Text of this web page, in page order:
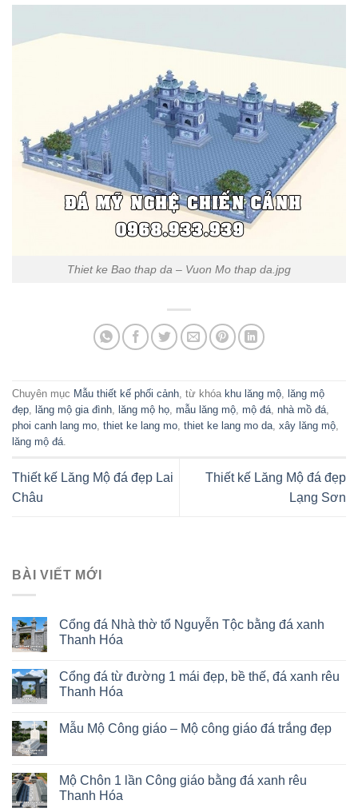
Thiet ke Bao thap da – Vuon Mo thap da.jpg
Chuyên mục Mẫu thiết kế phối cảnh, từ khóa khu lăng mộ, lăng mộ
đẹp, lăng mộ gia đình, lăng mộ họ, mẫu lăng mộ, mộ đá, nhà mồ đá,
phoi canh lang mo, thiet ke lang mo, thiet ke lang mo da, xây lăng mộ,
lăng mộ đá.
Thiết kế Lăng Mộ đá đẹp Lai
Châu
Thiết kế Lăng Mộ đá đẹp
Lạng Sơn
BÀI VIẾT MỚI
Cổng đá Nhà thờ tổ Nguyễn Tộc bằng đá xanh
Thanh Hóa
Cổng đá từ đường 1 mái đẹp, bề thế, đá xanh rêu
Thanh Hóa
Mẫu Mộ Công giáo – Mộ công giáo đá trắng đẹp
Mộ Chôn 1 lần Công giáo bằng đá xanh rêu
Thanh Hóa